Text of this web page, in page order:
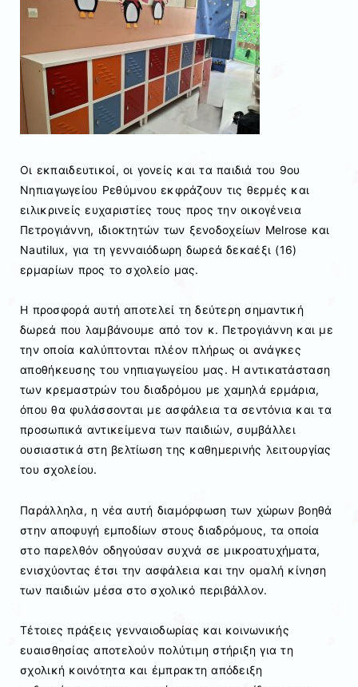
Οι εκπαιδευτικοί, οι γονείς και τα παιδιά του 9ου
Νηπιαγωγείου Ρεθύμνου εκφράζουν τις θερμές και
ειλικρινείς ευχαριστίες τους προς την οικογένεια
Πετρογιάννη, ιδιοκτητών των ξενοδοχείων Melrose και
Nautilux, για τη γενναιόδωρη δωρεά δεκαέξι (16)
ερμαρίων προς το σχολείο μας.
Η προσφορά αυτή αποτελεί τη δεύτερη σημαντική
δωρεά που λαμβάνουμε από τον κ. Πετρογιάννη και με
την οποία καλύπτονται πλέον πλήρως οι ανάγκες
αποθήκευσης του νηπιαγωγείου μας. Η αντικατάσταση
των κρεμαστρών του διαδρόμου με χαμηλά ερμάρια,
όπου θα φυλάσσονται με ασφάλεια τα σεντόνια και τα
προσωπικά αντικείμενα των παιδιών, συμβάλλει
ουσιαστικά στη βελτίωση της καθημερινής λειτουργίας
του σχολείου.
Παράλληλα, η νέα αυτή διαμόρφωση των χώρων βοηθά
στην αποφυγή εμποδίων στους διαδρόμους, τα οποία
στο παρελθόν οδηγούσαν συχνά σε μικροατυχήματα,
ενισχύοντας έτσι την ασφάλεια και την ομαλή κίνηση
των παιδιών μέσα στο σχολικό περιβάλλον.
Τέτοιες πράξεις γενναιοδωρίας και κοινωνικής
ευαισθησίας αποτελούν πολύτιμη στήριξη για τη
σχολική κοινότητα και έμπρακτη απόδειξη